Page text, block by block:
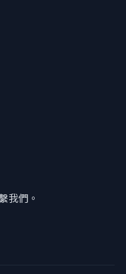
我們。